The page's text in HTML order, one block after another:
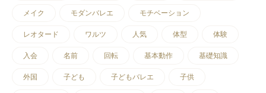
メイク モダンバレエ モチベーション
レオタード ワルツ 人気 体型 体験
入会 名前 回転 基本動作 基礎知識
外国 子ども 子どもバレエ 子供